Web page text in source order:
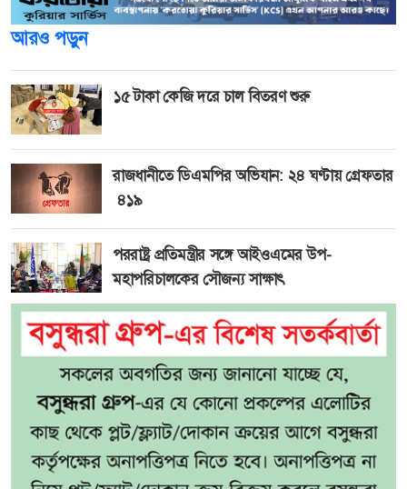
আরও পড়ুন
১৫ টাকা কেজি দরে চাল বিতরণ শুরু
রাজধানীতে ডিএমপির অভিযান: ২৪ ঘণ্টায় গ্রেফতার
৪১৯
পররাষ্ট্র প্রতিমন্ত্রীর সঙ্গে আইওএমের উপ-
মহাপরিচালকের সৌজন্য সাক্ষাৎ